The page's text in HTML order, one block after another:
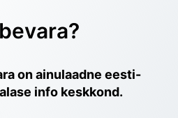
on ainulaadne eesti-
info keskkond.